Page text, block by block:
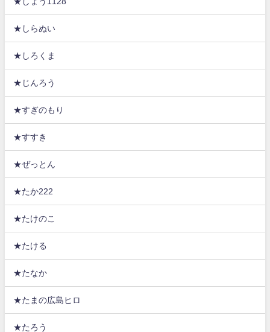
★しらぬい
★しろくま
★じんろう
★すぎのもり
★すすき
★ぜっとん
★たか222
★たけのこ
★たける
★たなか
★たまの広島ヒロ
★たろう